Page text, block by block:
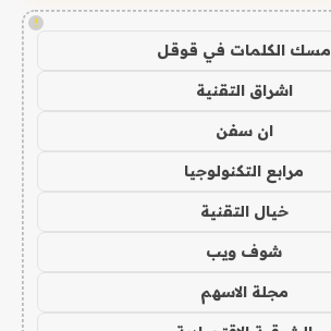
!
مسك الكلمات في قوقل
اشراق التقنية
ان سفن
مرابع التكنولوجيا
خيال التقنية
شوف ويب
مجلة الاسهم